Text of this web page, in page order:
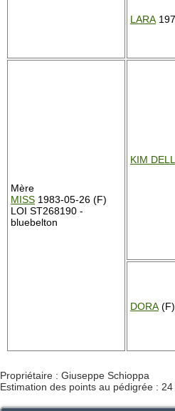
LARA
Mère
MISS 1983-05-26 (F)
LOI ST268190 -
bluebelton
KIM
DORA
Propriétaire : Giuseppe Schioppa
Estimation des points au pédigrée : 24